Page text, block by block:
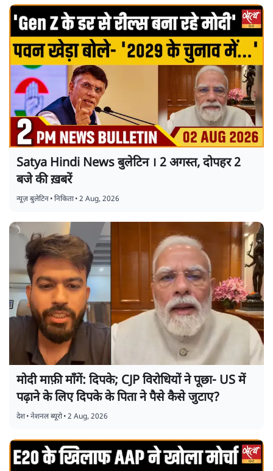
Satya Hindi News बुलेटिन । 2 अगस्त, दोपहर 2
बजे की ख़बरें
न्यूज़ बुलेटिन•निकिता•2 Aug, 2026
मोदी माफ़ी माँगें: दिपके; CJP विरोधियों ने पूछा- US में
पढ़ाने के लिए दिपके के पिता ने पैसे कैसे जुटाए?
देश•नेशनल ब्यूरो•2 Aug, 2026